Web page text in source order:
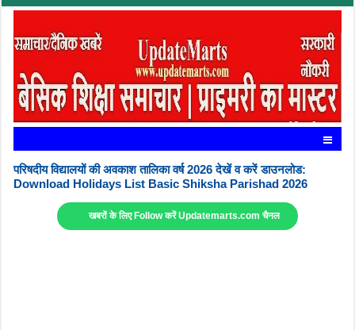
परिषदीय विद्यालयों की अवकाश तालिका वर्ष 2026 देखें व करें डाउनलोड:
Download Holidays List Basic Shiksha Parishad 2026
खबरों के लिए Follow करें Updatemarts.com चैनल